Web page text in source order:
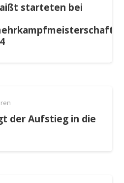
starteten bei
der Aufstieg in die